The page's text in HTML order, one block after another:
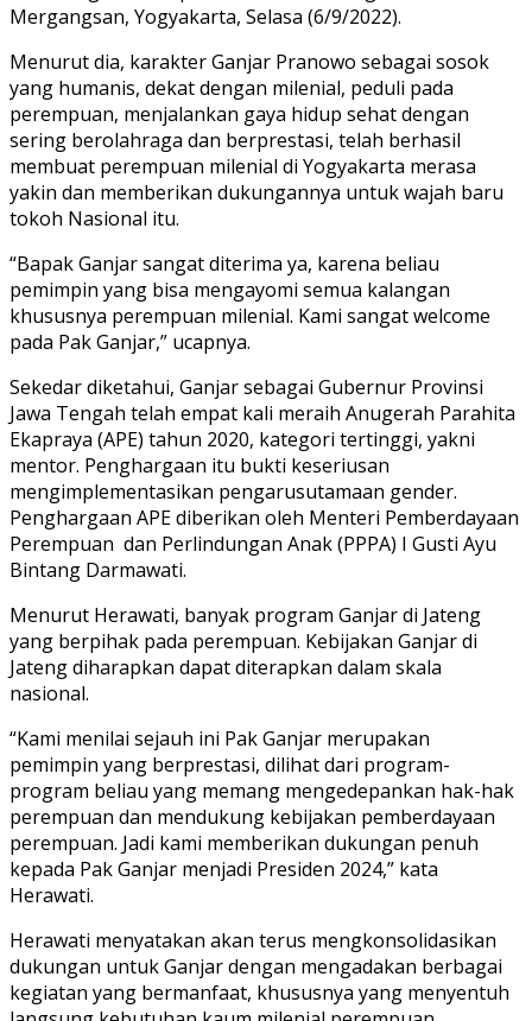
Mergangsan, Yogyakarta, Selasa (6/9/2022).
Menurut dia, karakter Ganjar Pranowo sebagai sosok
yang humanis, dekat dengan milenial, peduli pada
perempuan, menjalankan gaya hidup sehat dengan
sering berolahraga dan berprestasi, telah berhasil
membuat perempuan milenial di Yogyakarta merasa
yakin dan memberikan dukungannya untuk wajah baru
tokoh Nasional itu.
“Bapak Ganjar sangat diterima ya, karena beliau
pemimpin yang bisa mengayomi semua kalangan
khususnya perempuan milenial. Kami sangat welcome
pada Pak Ganjar,” ucapnya.
Sekedar diketahui, Ganjar sebagai Gubernur Provinsi
Jawa Tengah telah empat kali meraih Anugerah Parahita
Ekapraya (APE) tahun 2020, kategori tertinggi, yakni
mentor. Penghargaan itu bukti keseriusan
mengimplementasikan pengarusutamaan gender.
Penghargaan APE diberikan oleh Menteri Pemberdayaan
Perempuan dan Perlindungan Anak (PPPA) I Gusti Ayu
Bintang Darmawati.
Menurut Herawati, banyak program Ganjar di Jateng
yang berpihak pada perempuan. Kebijakan Ganjar di
Jateng diharapkan dapat diterapkan dalam skala
nasional.
“Kami menilai sejauh ini Pak Ganjar merupakan
pemimpin yang berprestasi, dilihat dari program-
program beliau yang memang mengedepankan hak-hak
perempuan dan mendukung kebijakan pemberdayaan
perempuan. Jadi kami memberikan dukungan penuh
kepada Pak Ganjar menjadi Presiden 2024,” kata
Herawati.
Herawati menyatakan akan terus mengkonsolidasikan
dukungan untuk Ganjar dengan mengadakan berbagai
kegiatan yang bermanfaat, khususnya yang menyentuh